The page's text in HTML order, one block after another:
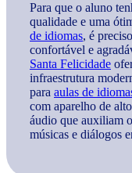
Para que o aluno
qualidade e uma
de idiomas, é
confortável e
Santa Felicidade
infraestrutura
para aulas de
com aparelho de
áudio que auxiliam
músicas e diálogos